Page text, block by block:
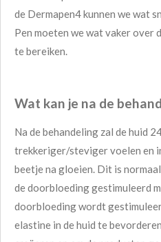
de Dermapen4 kunnen we wat
Pen moeten we wat vaker over
te bereiken.
Wat kan je na de
Na de behandeling zal de huid
trekkeriger/steviger voelen en
beetje na gloeien. Dit is
de doorbloeding gestimuleerd
doorbloeding wordt
elastine in de huid te